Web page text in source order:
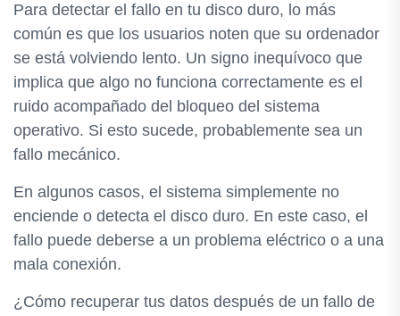
Para detectar el fallo en tu disco duro, lo más
común es que los usuarios noten que su ordenador
se está volviendo lento. Un signo inequívoco que
implica que algo no funciona correctamente es el
ruido acompañado del bloqueo del sistema
operativo. Si esto sucede, probablemente sea un
fallo mecánico.
En algunos casos, el sistema simplemente no
enciende o detecta el disco duro. En este caso, el
fallo puede deberse a un problema eléctrico o a una
mala conexión.
¿Cómo recuperar tus datos después de un fallo de